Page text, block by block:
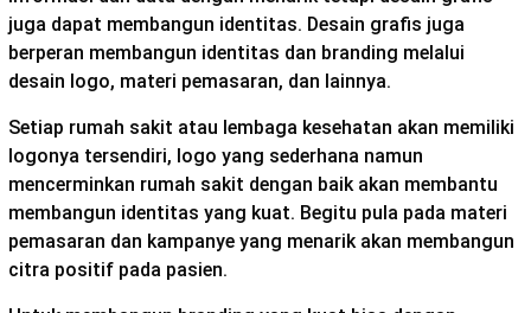
juga dapat membangun identitas. Desain grafis juga
berperan membangun identitas dan branding melalui
desain logo, materi pemasaran, dan lainnya.
Setiap rumah sakit atau lembaga kesehatan akan memiliki
logonya tersendiri, logo yang sederhana namun
mencerminkan rumah sakit dengan baik akan membantu
membangun identitas yang kuat. Begitu pula pada materi
pemasaran dan kampanye yang menarik akan membangun
citra positif pada pasien.